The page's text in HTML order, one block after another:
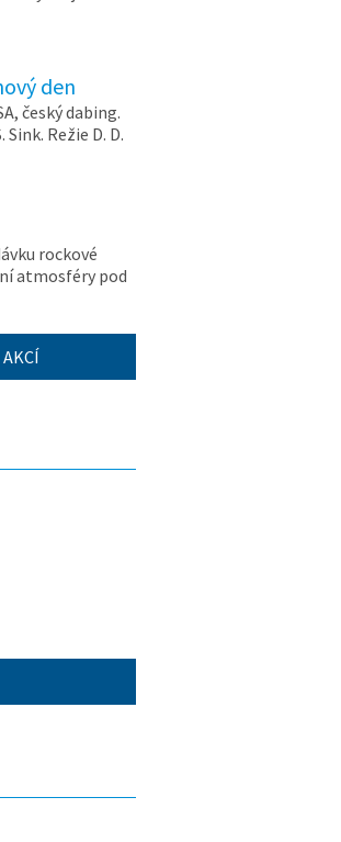
den
český dabing.
Režie D. D.
rockové
atmosféry pod